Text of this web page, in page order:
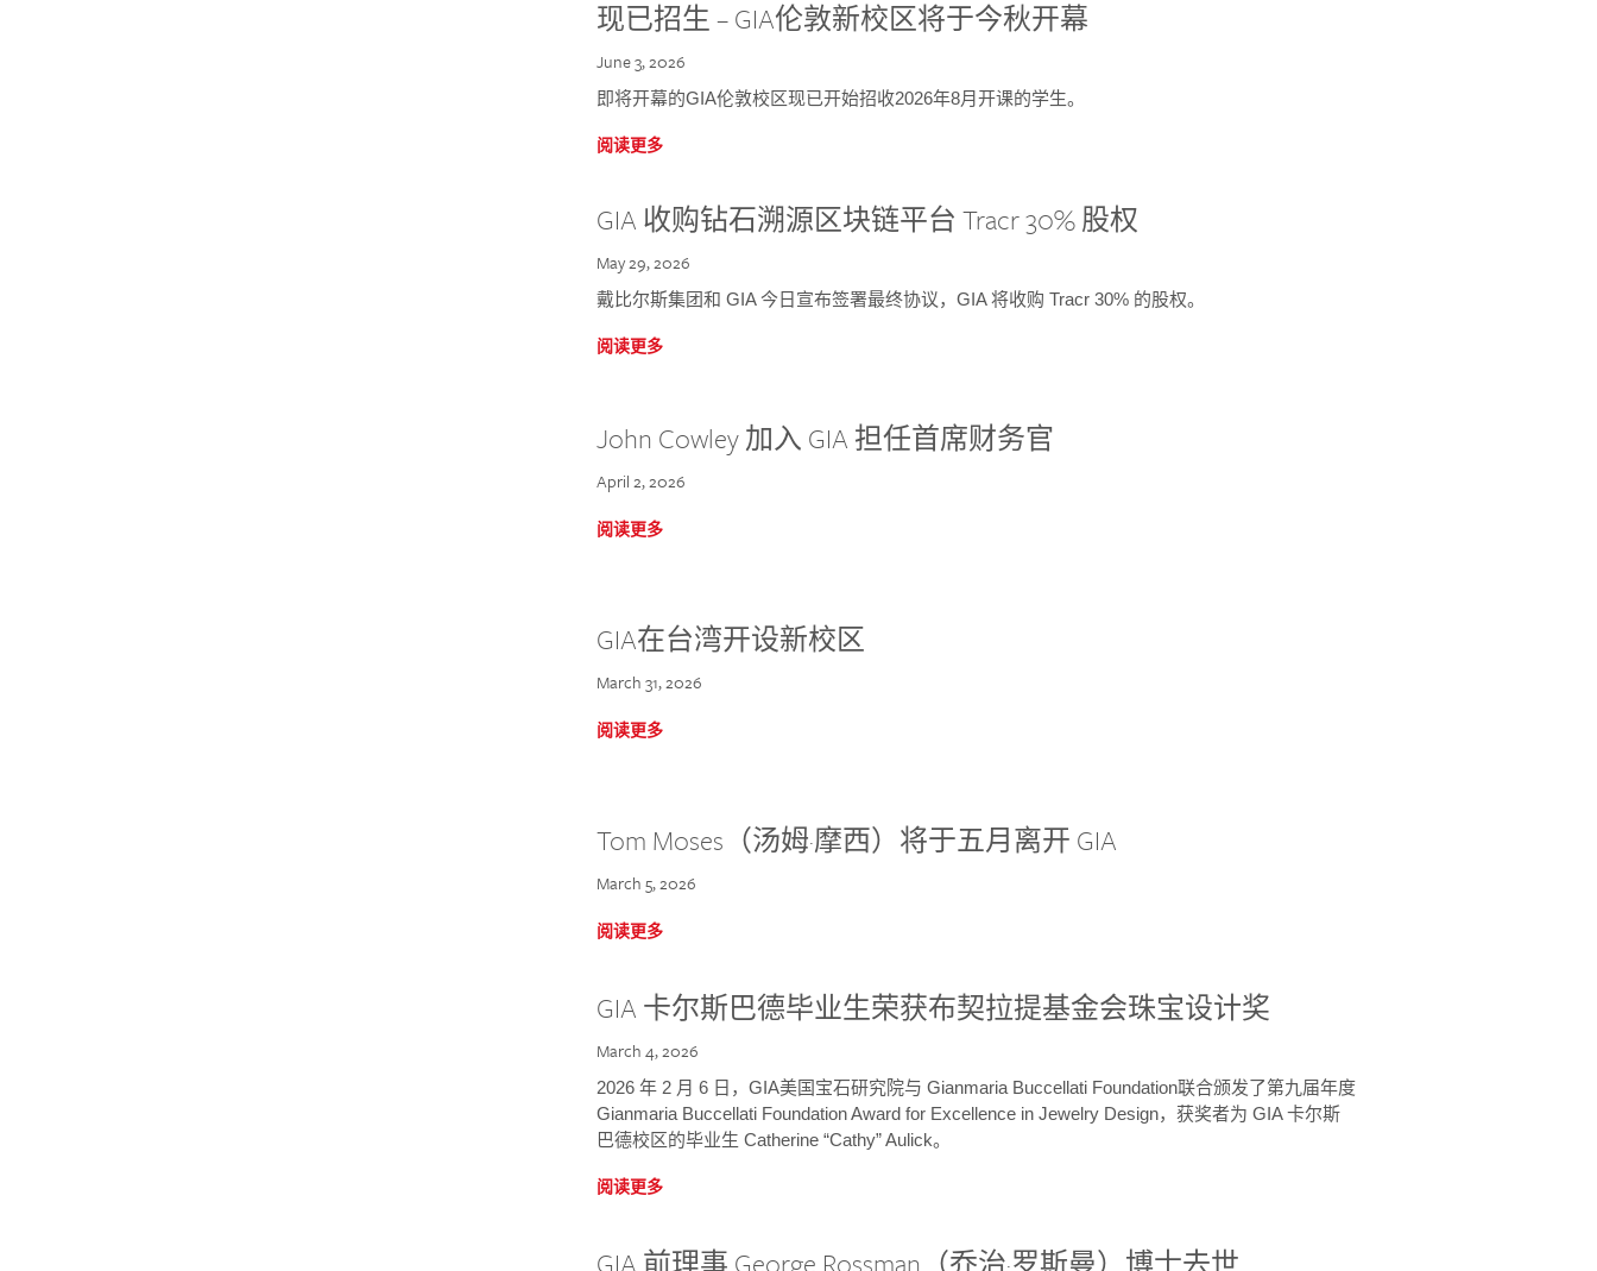
现已招生 – GIA伦敦新校区将于今秋开幕
June 3, 2026
即将开幕的GIA伦敦校区现已开始招收2026年8月开课的学生。
阅读更多
GIA 收购钻石溯源区块链平台 Tracr 30% 股权
May 29, 2026
戴比尔斯集团和 GIA 今日宣布签署最终协议，GIA 将收购 Tracr 30% 的股权。
阅读更多
John Cowley 加入 GIA 担任首席财务官
April 2, 2026
阅读更多
GIA在台湾开设新校区
March 31, 2026
阅读更多
Tom Moses（汤姆·摩西）将于五月离开 GIA
March 5, 2026
阅读更多
GIA 卡尔斯巴德毕业生荣获布契拉提基金会珠宝设计奖
March 4, 2026
2026 年 2 月 6 日，GIA美国宝石研究院与 Gianmaria Buccellati Foundation联合颁发了第九届年度
Gianmaria Buccellati Foundation Award for Excellence in Jewelry Design，获奖者为 GIA 卡尔斯
巴德校区的毕业生 Catherine “Cathy” Aulick。
阅读更多